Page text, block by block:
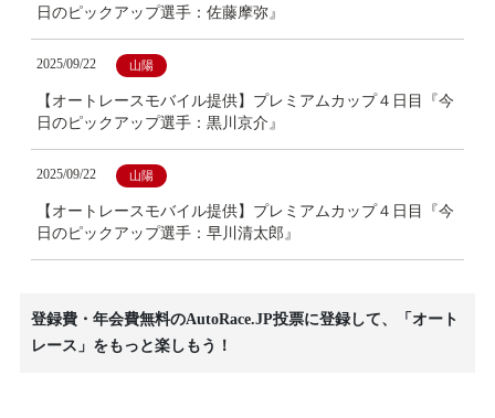
日のピックアップ選手：佐藤摩弥』
2025/09/22 山陽
【オートレースモバイル提供】プレミアムカップ４日目『今
日のピックアップ選手：黒川京介』
2025/09/22 山陽
【オートレースモバイル提供】プレミアムカップ４日目『今
日のピックアップ選手：早川清太郎』
登録費・年会費無料のAutoRace.JP投票に登録して、「オート
レース」をもっと楽しもう！